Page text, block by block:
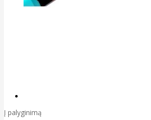
Į palyginimą